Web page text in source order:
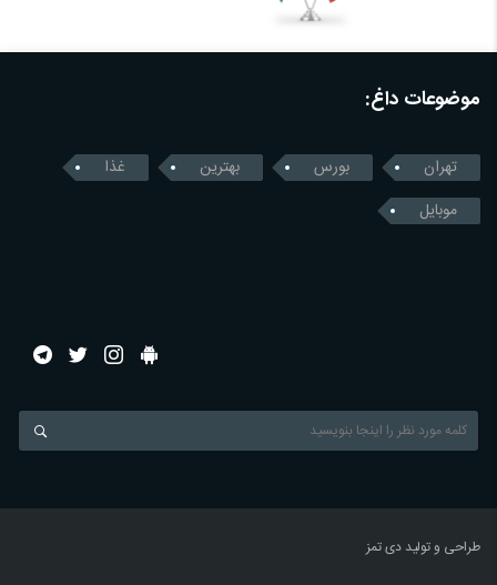
موضوعات داغ:
تهران بورس بهترین
غذا
موبایل
طراحی و تولید دی تمز